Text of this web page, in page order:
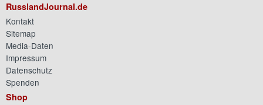
RusslandJournal.de
Kontakt
Sitemap
Media-Daten
Impressum
Datenschutz
Spenden
Shop